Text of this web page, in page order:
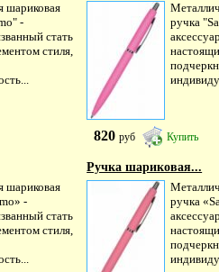
шариковая
-
стать
стиля,
ручка
820руб Купить
шариковая
-
стать
стиля,
Ручка шариковая...
ручка